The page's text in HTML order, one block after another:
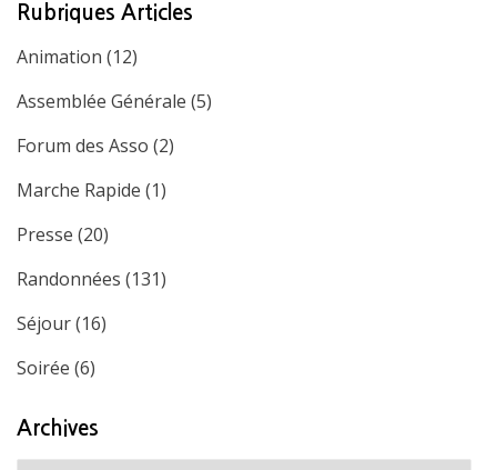
Rubriques Articles
Animation (12)
Assemblée Générale (5)
Forum des Asso (2)
Marche Rapide (1)
Presse (20)
Randonnées (131)
Séjour(16)
Soirée (6)
Archives